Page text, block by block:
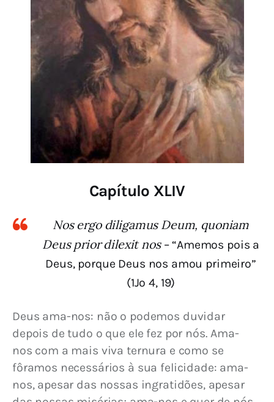
Capítulo XLIV
Nos ergo diligamus Deum, quoniam
Deus prior dilexit nos– “Amemos pois a
Deus, porque Deus nos amou primeiro”
(1Jo 4, 19)
Deus ama-nos: não o podemos duvidar
depois de tudo o que ele fez por nós. Ama-
nos com a mais viva ternura e como se
fôramos necessários à sua felicidade: ama-
nos, apesar das nossas ingratidões, apesar